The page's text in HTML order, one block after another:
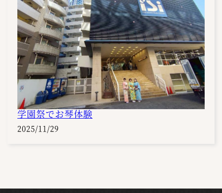
学園祭でお琴体験
2025/11/29